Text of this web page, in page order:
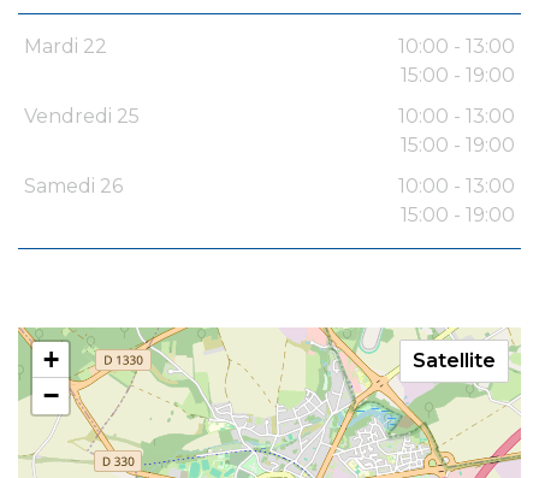
Mardi 22
10:00 - 13:00
15:00 - 19:00
Vendredi 25
10:00 - 13:00
15:00 - 19:00
Samedi 26
10:00 - 13:00
15:00 - 19:00
+
−
Satellite